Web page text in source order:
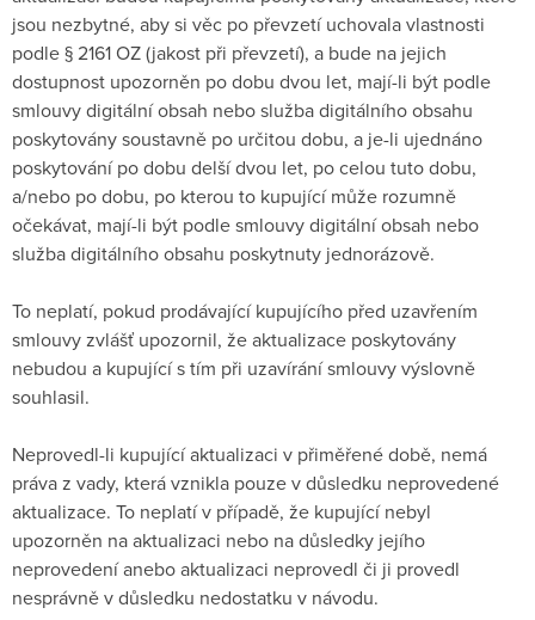
jsou nezbytné, aby si věc po převzetí uchovala vlastnosti
podle § 2161 OZ (jakost při převzetí), a bude na jejich
dostupnost upozorněn po dobu dvou let, mají-li být podle
smlouvy digitální obsah nebo služba digitálního obsahu
poskytovány soustavně po určitou dobu, a je-li ujednáno
poskytování po dobu delší dvou let, po celou tuto dobu,
a/nebo po dobu, po kterou to kupující může rozumně
očekávat, mají-li být podle smlouvy digitální obsah nebo
služba digitálního obsahu poskytnuty jednorázově.
To neplatí, pokud prodávající kupujícího před uzavřením
smlouvy zvlášť upozornil, že aktualizace poskytovány
nebudou a kupující s tím při uzavírání smlouvy výslovně
souhlasil.
Neprovedl-li kupující aktualizaci v přiměřené době, nemá
práva z vady, která vznikla pouze v důsledku neprovedené
aktualizace. To neplatí v případě, že kupující nebyl
upozorněn na aktualizaci nebo na důsledky jejího
neprovedení anebo aktualizaci neprovedl či ji provedl
nesprávně v důsledku nedostatku v návodu.